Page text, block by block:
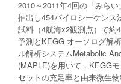
2010～2011年4回の「みら
抽出し454パイロシーケンス
試料（4航海x2観測点）で約
予測とKEGG オーソログ解
ル解析システムMetabolic
(MAPLE)を用いて，KEGG
セットの充足率と由来微生